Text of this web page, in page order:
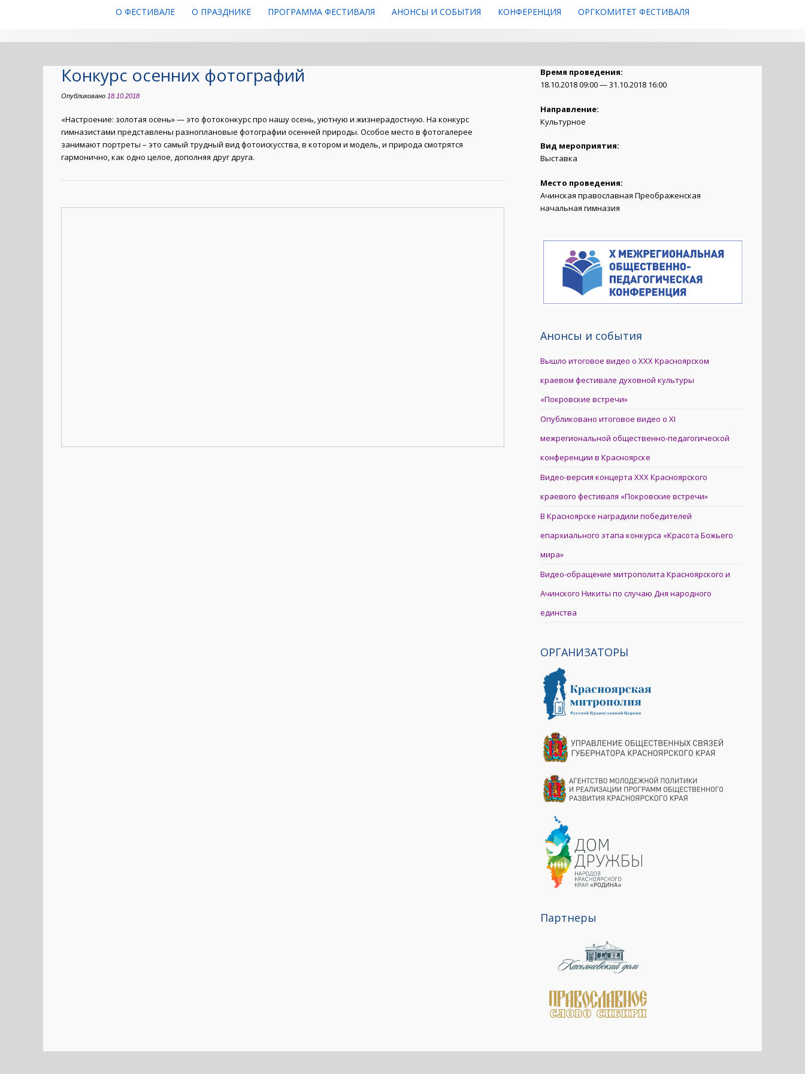
О ФЕСТИВАЛЕ О ПРАЗДНИКЕ ПРОГРАММА ФЕСТИВАЛЯ АНОНСЫ И СОБЫТИЯ КОНФЕРЕНЦИЯ ОРГКОМИТЕТ ФЕСТИВАЛЯ
Конкурс осенних фотографий
Опубликовано 18.10.2018
«Настроение: золотая осень» — это фотоконкурс про нашу осень, уютную и жизнерадостную. На конкурс
гимназистами представлены разноплановые фотографии осенней природы. Особое место в фотогалерее
занимают портреты – это самый трудный вид фотоискусства, в котором и модель, и природа смотрятся
гармонично, как одно целое, дополняя друг друга.
Время проведения:
18.10.2018 09:00 — 31.10.2018 16:00
Направление:
Культурное
Вид мероприятия:
Выставка
Место проведения:
Ачинская православная Преображенская
начальная гимназия
Анонсы и события
Вышло итоговое видео о XXX Красноярском
краевом фестивале духовной культуры
«Покровские встречи»
Опубликовано итоговое видео о XI
межрегиональной общественно-педагогической
конференции в Красноярске
Видео-версия концерта XXX Красноярского
краевого фестиваля «Покровские встречи»
В Красноярске наградили победителей
епархиального этапа конкурса «Красота Божьего
мира»
Видео-обращение митрополита Красноярского и
Ачинского Никиты по случаю Дня народного
единства
ОРГАНИЗАТОРЫ
Партнеры